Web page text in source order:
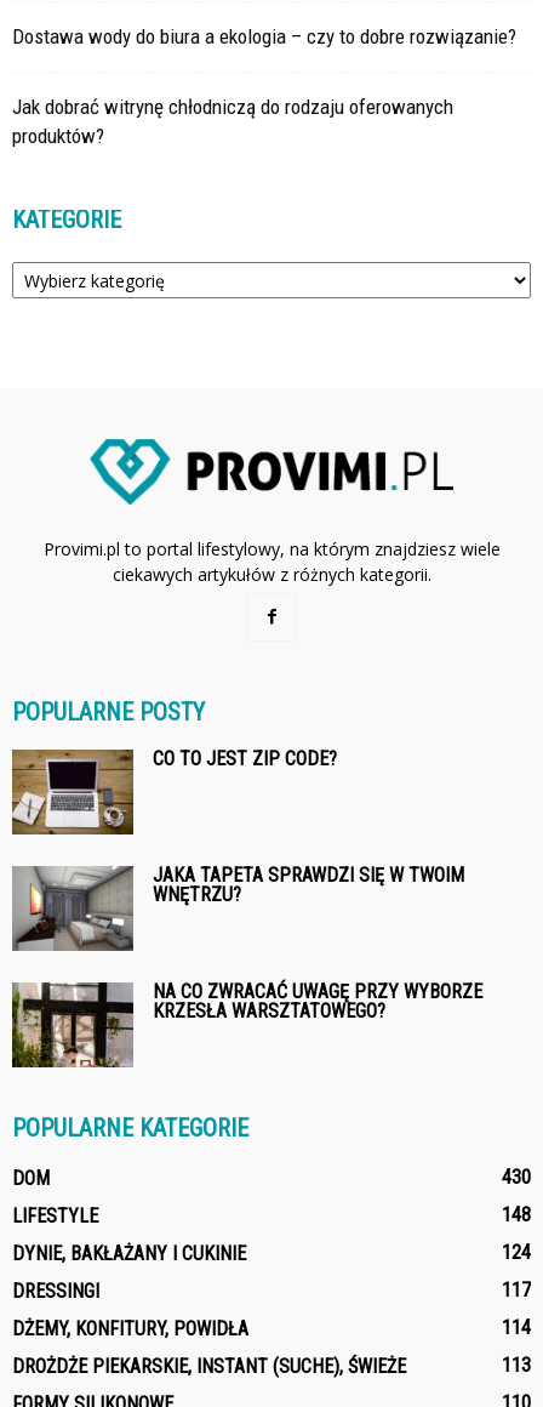
Dostawa wody do biura a ekologia – czy to dobre rozwiązanie?
Jak dobrać witrynę chłodniczą do rodzaju oferowanych
produktów?
KATEGORIE
Kategorie
Provimi.pl to portal lifestylowy, na którym znajdziesz wiele
ciekawych artykułów z różnych kategorii.
POPULARNE POSTY
CO TO JEST ZIP CODE?
JAKA TAPETA SPRAWDZI SIĘ W TWOIM
WNĘTRZU?
NA CO ZWRACAĆ UWAGĘ PRZY WYBORZE
KRZESŁA WARSZTATOWEGO?
POPULARNE KATEGORIE
DOM
430
LIFESTYLE
148
DYNIE, BAKŁAŻANY I CUKINIE
124
DRESSINGI
117
DŻEMY, KONFITURY, POWIDŁA
114
DROŻDŻE PIEKARSKIE, INSTANT (SUCHE), ŚWIEŻE
113